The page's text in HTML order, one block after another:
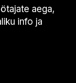
aega,
info ja